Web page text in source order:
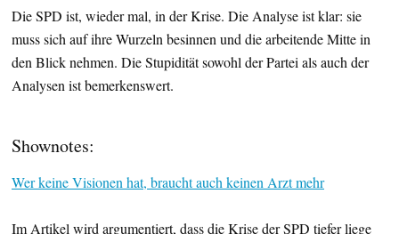
Die SPD ist, wieder mal, in der Krise. Die Analyse ist klar: sie
muss sich auf ihre Wurzeln besinnen und die arbeitende Mitte in
den Blick nehmen. Die Stupidität sowohl der Partei als auch der
Analysen ist bemerkenswert.
Shownotes:
Wer keine Visionen hat, braucht auch keinen Arzt mehr
Im Artikel wird argumentiert, dass die Krise der SPD tiefer liege